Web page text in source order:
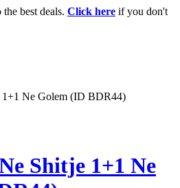
best deals. Click here if you don't
1+1 Ne Golem (ID BDR44)
Shitje 1+1 Ne